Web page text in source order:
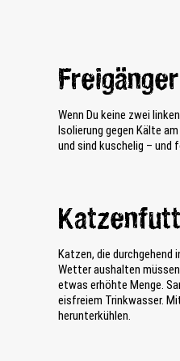
Wenn Du keine zwei
Isolierung gegen Kälte
und sind kuschelig – und
Katzen, die durchgehend
Wetter aushalten
etwas erhöhte Menge.
eisfreiem Trinkwasser.
herunterkühlen.